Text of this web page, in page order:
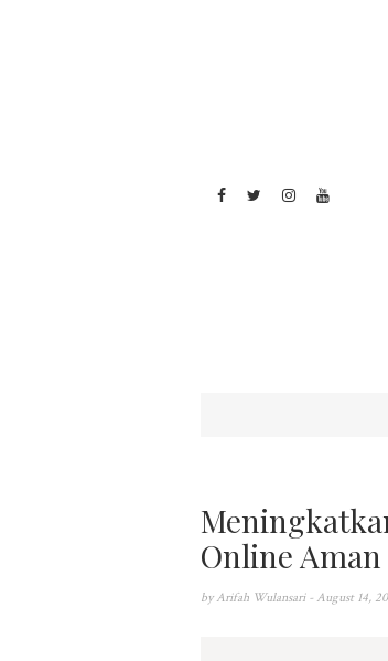
Online
by Arifah Wulansari - August 14,